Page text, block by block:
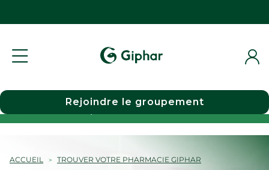
Choisir une pharmacie
Rejoindre le groupement
ACCUEIL
TROUVER VOTRE PHARMACIE GIPHAR